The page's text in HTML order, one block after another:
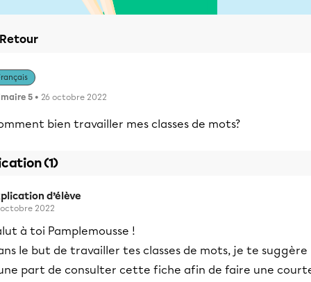
Retour
5 • 26 octobre 2022
bien travailler mes classes de mots?
(1)
d’élève
octobre 2022
à toi Pamplemousse !
le but de travailler tes classes de mots, je te suggère
part de consulter cette fiche afin de faire une